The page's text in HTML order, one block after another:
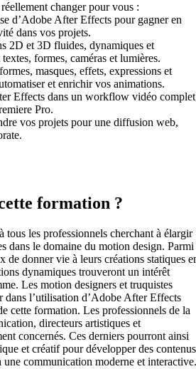
changer pour vous :
d’Adobe After Effects pour gagner en
dans vos projets.
2D et 3D fluides, dynamiques et
formes, caméras et lumières.
masques, effets, expressions et
et enrichir vos animations.
Effects dans un workflow vidéo
Pro.
vos projets pour une diffusion web,
formation ?
tous les professionnels cherchant à élargir
dans le domaine du motion design. Parmi
de donner vie à leurs créations statiques
dynamiques trouveront un intérêt
Les motion designers et truquistes
dans l’utilisation d’Adobe After Effects
cette formation. Les professionnels de la
directeurs artistiques et
concernés. Ces derniers pourront ainsi
et créatif pour développer des contenus
une communication moderne et interactive.